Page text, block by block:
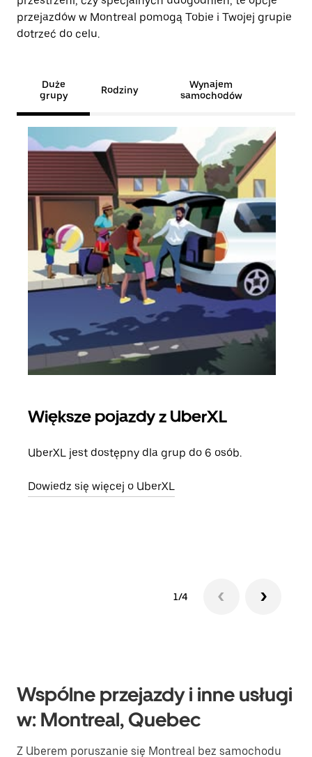
przejazdów w Montreal pomogą Tobie i Twojej grupie
dotrzeć do celu.
Duże
grupy
Rodziny
Wynajem
samochodów
Większe pojazdy z UberXL
UberXL jest dostępny dla grup do 6 osób.
Dowiedz się więcej o UberXL
1/4
Wspólne przejazdy i inne usługi
w: Montreal, Quebec
Z Uberem poruszanie się Montreal bez samochodu